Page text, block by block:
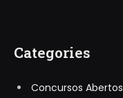
Categories
Concursos Abertos